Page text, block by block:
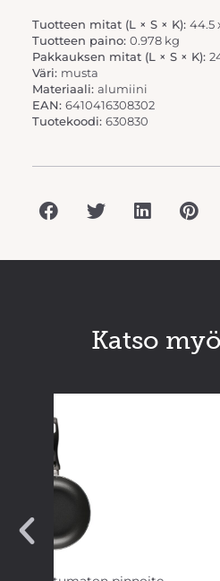
Tuotteen mitat (L × S × K): 44.5
Tuotteen paino: 0.978 kg
Pakkauksen mitat (L × S × K):
Väri: musta
Materiaali: alumiini
EAN: 6410416308302
Tuotekoodi: 630830
Katso